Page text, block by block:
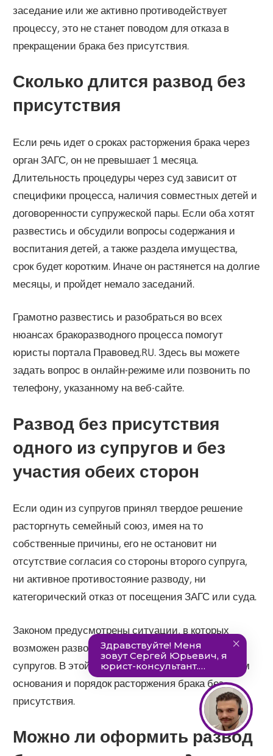
заседание или же активно противодействует
процессу, это не станет поводом для отказа в
прекращении брака без присутствия.
Сколько длится развод без
присутствия
Если речь идет о сроках расторжения брака через
орган ЗАГС, он не превышает 1 месяца.
Длительность процедуры через суд зависит от
специфики процесса, наличия совместных детей и
договоренности супружеской пары. Если оба хотят
развестись и обсудили вопросы содержания и
воспитания детей, а также раздела имущества,
срок будет коротким. Иначе он растянется на долгие
месяцы, и пройдет немало заседаний.
Грамотно развестись и разобраться во всех
нюансах бракоразводного процесса помогут
юристы портала Правовед.RU. Здесь вы можете
задать вопрос в онлайн-режиме или позвонить по
телефону, указанному на веб-сайте.
Развод без присутствия
одного из супругов и без
участия обеих сторон
Если один из супругов принял твердое решение
расторгнуть семейный союз, имея на то
собственные причины, его не остановит ни
отсутствие согласия со стороны второго супруга,
ни активное противостояние разводу, ни
категорический отказ от посещения ЗАГС или суда.
Законом предусмотрены ситуации, в которых
возможен развод без присутствия одного из
супругов. В этой статье мы подробно рассмотрим
основания и порядок расторжения брака без
присутствия.
Можно ли оформить развод